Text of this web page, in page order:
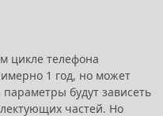
цикле телефона
1 год, но может
будут зависеть
частей. Но